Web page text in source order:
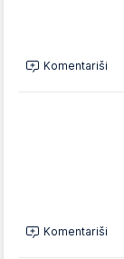
Komentariši
Komentariši